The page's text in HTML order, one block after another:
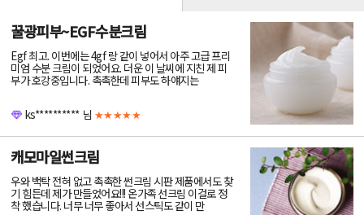
꿀광피부~EGF수분크림
Egf 최고. 이번에는 4gf 랑 같이 넣어서 아주 고급 프리
미엄 수분 크림이 되었어요. 더운 이 날씨에 지친 제 피
부가 호강중입니다. 촉촉한데 피부도 하얘지는
ks********** 님 ★★★★★
캐모마일썬크림
우와 백탁 전혀 없고 촉촉한 썬크림 시판 제품에서도 찾
기 힘든데 제가 만들었어요!!! 온가족 선크림 이걸로 정
착 했습니다. 너무 너무 좋아서 선스틱도 같이 만